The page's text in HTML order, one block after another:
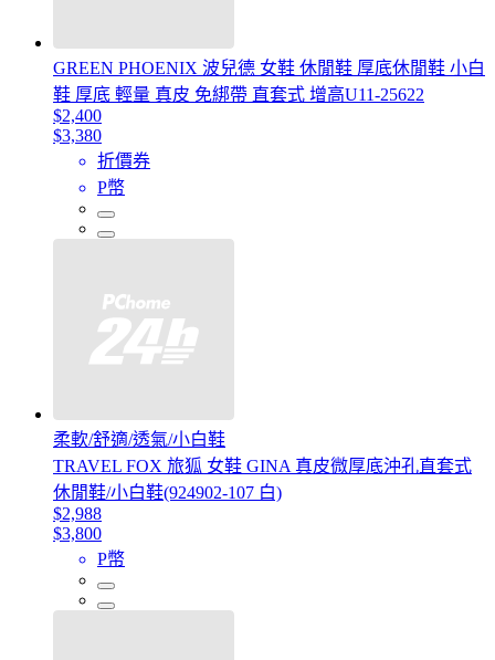
GREEN PHOENIX 波兒德 女鞋 休閒鞋 厚底休閒鞋 小白
鞋 厚底 輕量 真皮 免綁帶 直套式 增高U11-25622
$2,400
$3,380
折價券
P幣
柔軟/舒適/透氣/小白鞋
TRAVEL FOX 旅狐 女鞋 GINA 真皮微厚底沖孔直套式
休閒鞋/小白鞋(924902-107 白)
$2,988
$3,800
P幣